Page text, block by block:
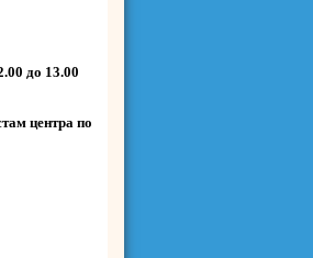
до 13.00
центра по